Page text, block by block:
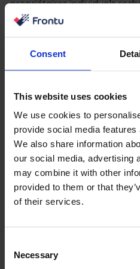
Consent
This website uses cookies
We use cookies to
provide social media
We also share information
our social media, advertising
may combine it with other
provided to them or that
of their services.
Selection
Necessary
propriétaires individuels
intelligents pour leur
marketing pour offrir aux
7. Systèmes
Votre site web, vos canaux
systèmes de planification
entièrement compatibles
nos jours, le nombre
mobiles dépasse celui des
bureau, et il est essentiel de
Mais l’accessibilité n’est